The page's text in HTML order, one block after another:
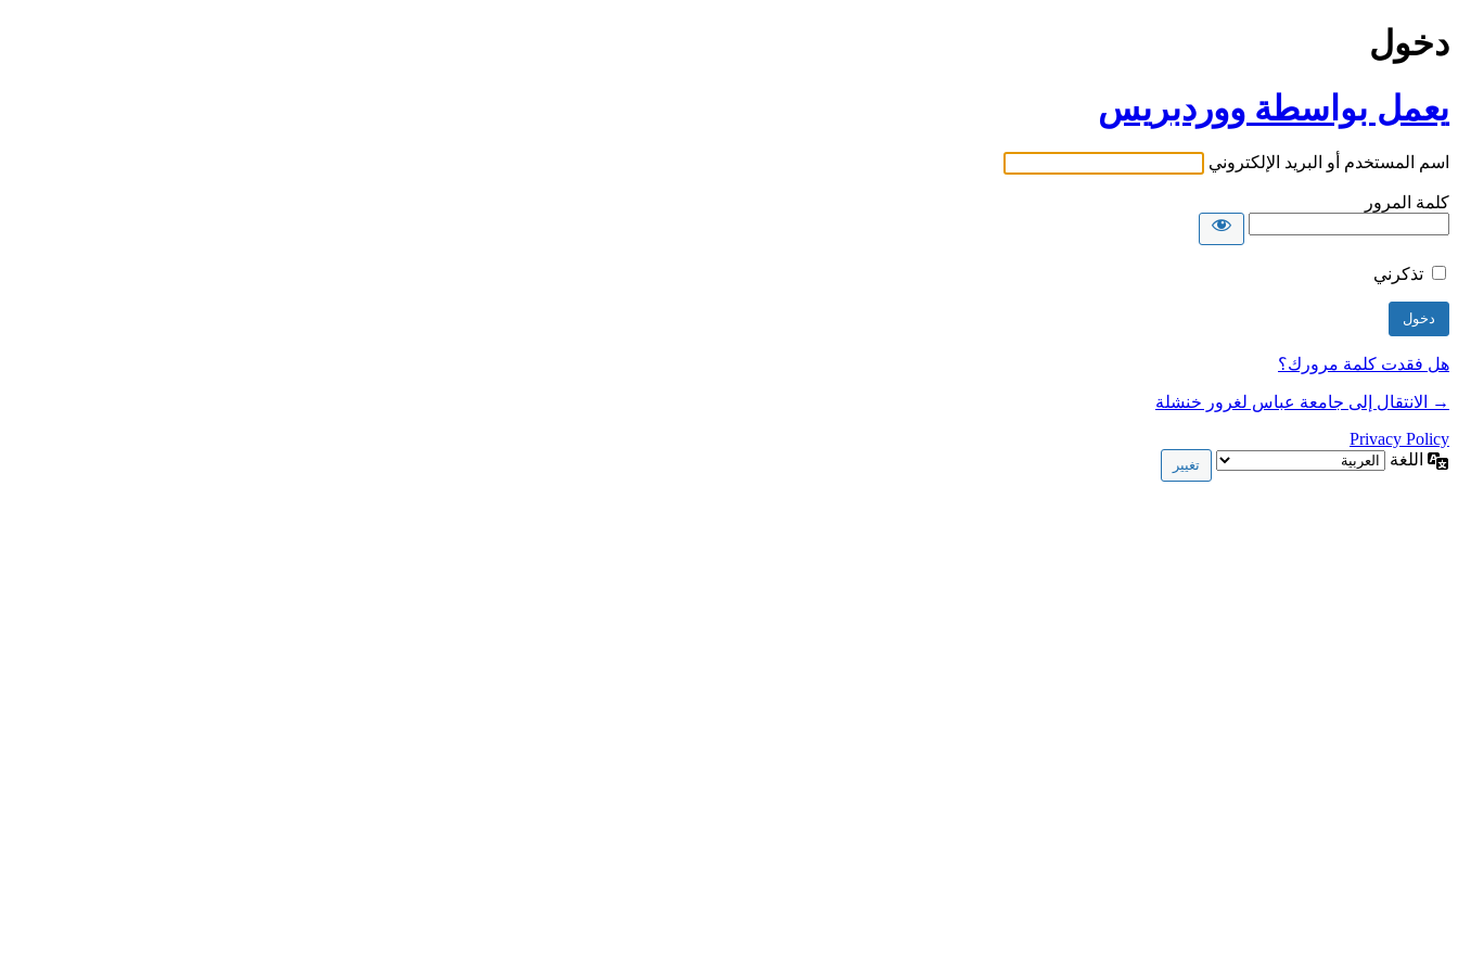
دخول
يعمل بواسطة ووردبريس
اسم المستخدم أو البريد الإلكتروني
كلمة المرور
تذكرني
هل فقدت كلمة مرورك؟
→ الانتقال إلى جامعة عباس لغرور خنشلة
Privacy Policy
اللغة